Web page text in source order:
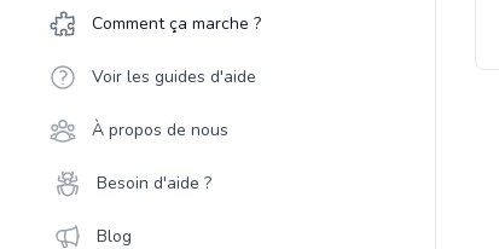
Comment ça marche ?
Voir les guides d'aide
À propos de nous
Besoin d'aide ?
Blog